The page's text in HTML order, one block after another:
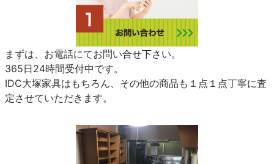
まずは、お電話にてお問い合せ下さい。
365日24時間受付中です。
IDC大塚家具はもちろん、その他の商品も１点１点丁寧に査
定させていただきます。